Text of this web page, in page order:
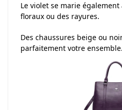
Le violet se marie
floraux ou des rayures.
Des chaussures beige ou
parfaitement votre ensemble.